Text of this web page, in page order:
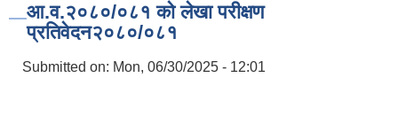
आ.व.२०८०/०८१ को लेखा परीक्षण
प्रतिवेदन२०८०/०८१
Submitted on: Mon, 06/30/2025 - 12:01